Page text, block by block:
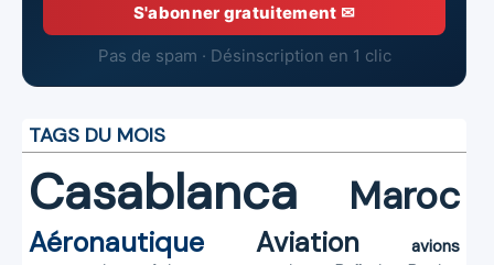
S'abonner gratuitement ✉
Pas de spam · Désinscription en 1 clic
TAGS DU MOIS
Casablanca Maroc
Aéronautique Aviation
avions